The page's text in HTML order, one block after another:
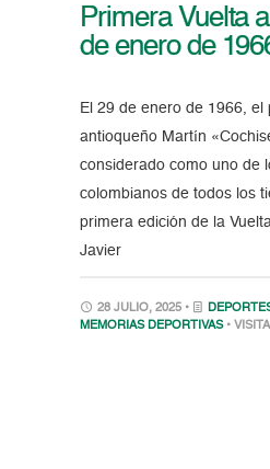
Primera Vuelta
de enero de
El 29 de enero de 1966, el
antioqueño Martín
considerado como uno de
colombianos de todos los
primera edición de la
Javier
28 JULIO, 2025 •
MEMORIAS DEPORTIVAS •